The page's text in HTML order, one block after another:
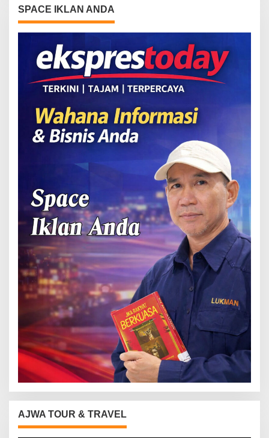
SPACE IKLAN ANDA
AJWA TOUR & TRAVEL